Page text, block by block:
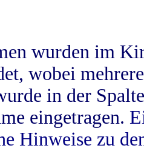
wurden im
wobei
in der
eingetragen.
Hinweise zu